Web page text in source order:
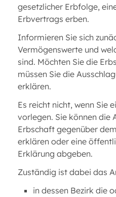
gesetzlicher Erbfolge,
Erbvertrags erben.
Informieren Sie sich
Vermögenswerte und
sind. Möchten Sie die
müssen Sie die
erklären.
Es reicht nicht, wenn Sie
vorlegen. Sie können die
Erbschaft gegenüber
erklären oder eine
Erklärung abgeben.
Zuständig ist dabei das
in dessen Bezirk die